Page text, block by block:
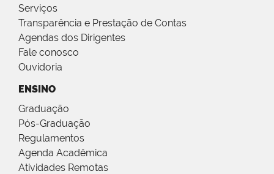
Serviços
Transparência e Prestação de Contas
Agendas dos Dirigentes
Fale conosco
Ouvidoria
ENSINO
Graduação
Pós-Graduação
Regulamentos
Agenda Acadêmica
Atividades Remotas